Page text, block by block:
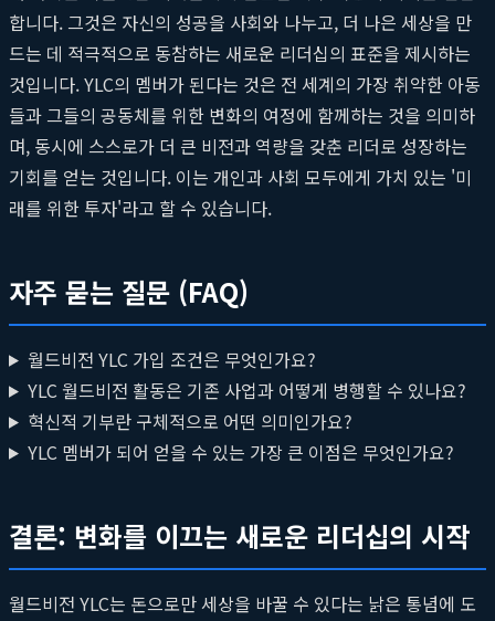
합니다. 그것은 자신의 성공을 사회와 나누고, 더 나은 세상을 만
드는 데 적극적으로 동참하는 새로운 리더십의 표준을 제시하는
것입니다. YLC의 멤버가 된다는 것은 전 세계의 가장 취약한 아동
들과 그들의 공동체를 위한 변화의 여정에 함께하는 것을 의미하
며, 동시에 스스로가 더 큰 비전과 역량을 갖춘 리더로 성장하는
기회를 얻는 것입니다. 이는 개인과 사회 모두에게 가치 있는 '미
래를 위한 투자'라고 할 수 있습니다.
자주 묻는 질문 (FAQ)
월드비전 YLC 가입 조건은 무엇인가요?
YLC 월드비전 활동은 기존 사업과 어떻게 병행할 수 있나요?
혁신적 기부란 구체적으로 어떤 의미인가요?
YLC 멤버가 되어 얻을 수 있는 가장 큰 이점은 무엇인가요?
결론: 변화를 이끄는 새로운 리더십의 시작
월드비전 YLC는 돈으로만 세상을 바꿀 수 있다는 낡은 통념에 도